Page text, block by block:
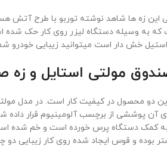
این زه ها شاهد نوشته توربو با طرح آتش
که به وسیله دستگاه لیزر روی کار حک
خش دار است میتوانید زیبایی خودرو
مولتی استایل و زه
دو محصول در کیفیت کار است. در مدل
آن پوششی از برچسب آلومینیوم قرار داده
کمک دستگاه پرس خورده است و خم شده
بوده و قوس ایجاد شده روی کار زیبایی